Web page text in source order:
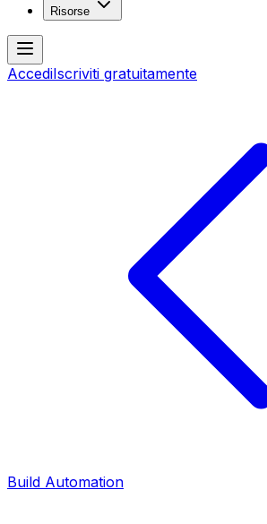
Risorse
AccediIscriviti gratuitamente
Build Automation